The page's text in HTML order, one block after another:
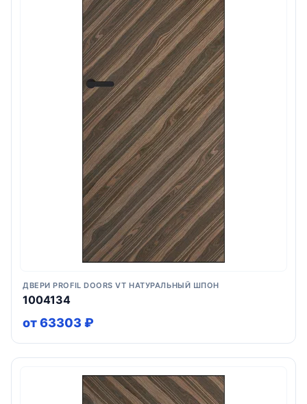
ДВЕРИ PROFIL DOORS VT НАТУРАЛЬНЫЙ ШПОН
1004134
от 63303 ₽